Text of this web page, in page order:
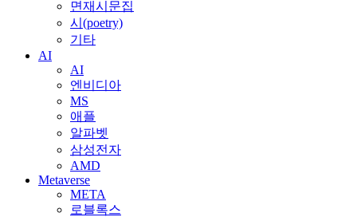
면재시문집
시(poetry)
기타
AI
AI
엔비디아
MS
애플
알파벳
삼성전자
AMD
Metaverse
META
로블록스